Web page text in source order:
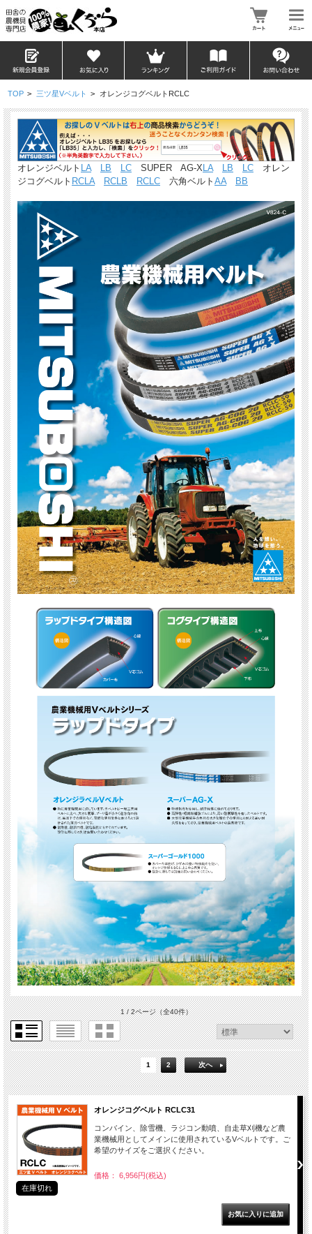
TOP > 三ツ星Vベルト > オレンジコグベルトRCLC
オレンジベルト LA LB LC SUPER AG-XLA LB LC オレン
ジコグベルト RCLA RCLB RCLC 六角ベルト AA BB
1 / 2ページ（全40件）
1 2 次へ
オレンジコグベルト RCLC31
コンバイン、除雪機、ラジコン動噴、自走草刈機など農
業機械用としてメインに使用されているVベルトです。ご
希望のサイズをご選択ください。
価格： 6,956円(税込)
在庫切れ